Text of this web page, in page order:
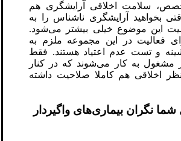
سلامت اخلاقی آرایشگری هم
بخواهید آرایشگری ناشناس را به
این موضوع خیلی بیشتر می‌شود.
فعالیت در این مجموعه ملزم به
و تست عدم اعتیاد هستند. فقط
مشغول به کار می‌شوند که در کنار
اخلاقی هم کاملا صلاحیت داشته
نگران بیماری‌های واگیردار